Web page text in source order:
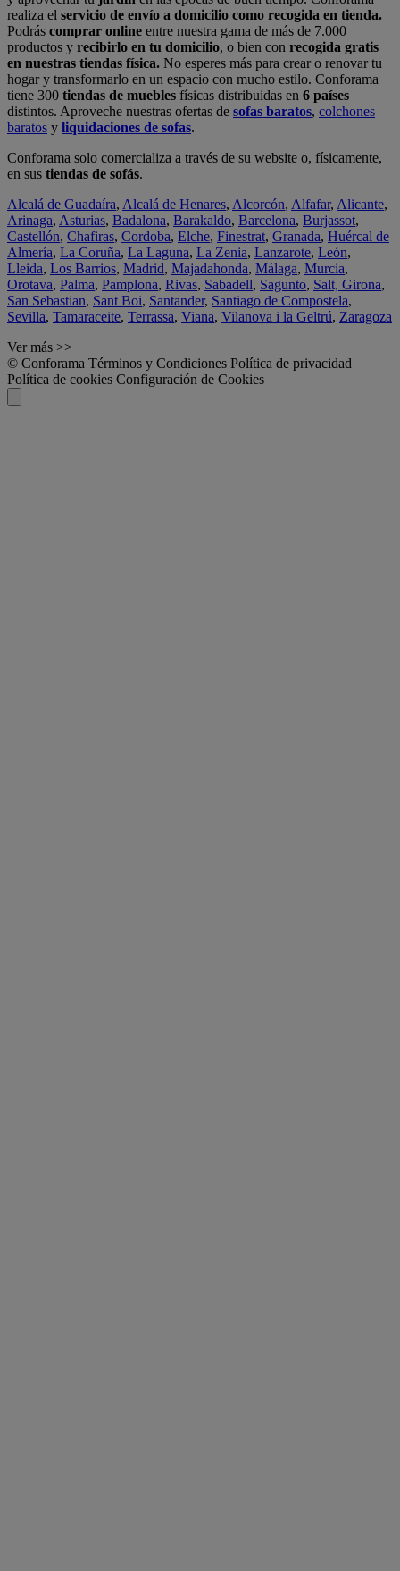
realiza el servicio de envío a domicilio como recogida en tienda.
Podrás comprar online entre nuestra gama de más de 7.000
productos y recibirlo en tu domicilio, o bien con recogida gratis
en nuestras tiendas física. No esperes más para crear o renovar tu
hogar y transformarlo en un espacio con mucho estilo. Conforama
tiene 300 tiendas de muebles físicas distribuidas en 6 países
distintos. Aproveche nuestras ofertas de sofas baratos, colchones
baratos y liquidaciones de sofas.
Conforama solo comercializa a través de su website o, físicamente,
en sus tiendas de sofás.
Alcalá de Guadaíra, Alcalá de Henares, Alcorcón, Alfafar, Alicante,
Arinaga, Asturias, Badalona, Barakaldo, Barcelona, Burjassot,
Castellón, Chafiras, Cordoba, Elche, Finestrat, Granada, Huércal de
Almería, La Coruña, La Laguna, La Zenia, Lanzarote, León,
Lleida, Los Barrios, Madrid, Majadahonda, Málaga, Murcia,
Orotava, Palma, Pamplona, Rivas, Sabadell, Sagunto, Salt, Girona,
San Sebastian, Sant Boi, Santander, Santiago de Compostela,
Sevilla, Tamaraceite, Terrassa, Viana, Vilanova i la Geltrú, Zaragoza
Ver más >>
© Conforama Términos y Condiciones Política de privacidad
Política de cookies Configuración de Cookies